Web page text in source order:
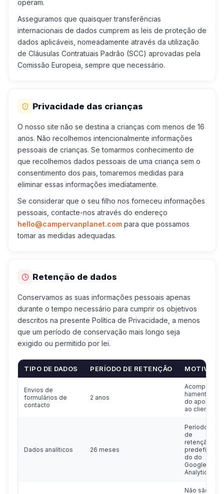
operam.
Asseguramos que quaisquer transferências
internacionais de dados cumprem as leis de proteção de
dados aplicáveis, nomeadamente através da utilização
de Cláusulas Contratuais Padrão (SCC) aprovadas pela
Comissão Europeia, sempre que necessário.
Privacidade das crianças
O nosso site não se destina a crianças com menos de 16
anos. Não recolhemos intencionalmente informações
pessoais de crianças. Se tomarmos conhecimento de
que recolhemos dados pessoais de uma criança sem o
consentimento dos pais, tomaremos medidas para
eliminar essas informações imediatamente.
Se considerar que o seu filho nos forneceu informações
pessoais, contacte-nos através do endereço
hello@campervanplanet.com para que possamos
tomar as medidas adequadas.
Retenção de dados
Conservamos as suas informações pessoais apenas
durante o tempo necessário para cumprir os objetivos
descritos na presente Política de Privacidade, a menos
que um período de conservação mais longo seja
exigido ou permitido por lei.
TIPO DE DADOS PERÍODO DE RETENÇÃO MOTIVO
Envios de
formulários de
contacto
2 anos
Acompan
hamento
do apoio
ao cliente
Dados analíticos 26 meses
Período
de
retenção
predefini
do do
Google
Analytics
Não são